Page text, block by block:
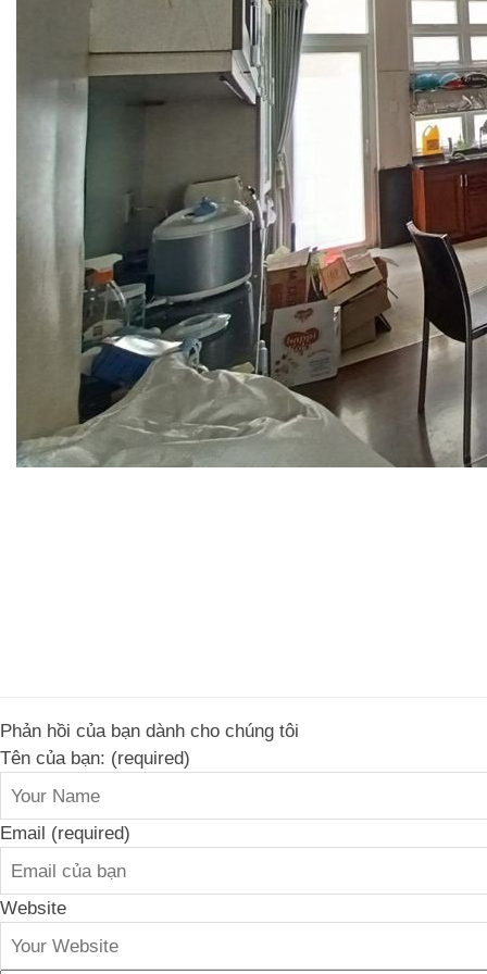
Phản hồi của bạn dành cho chúng tôi
Tên của bạn: (required)
Email (required)
Website